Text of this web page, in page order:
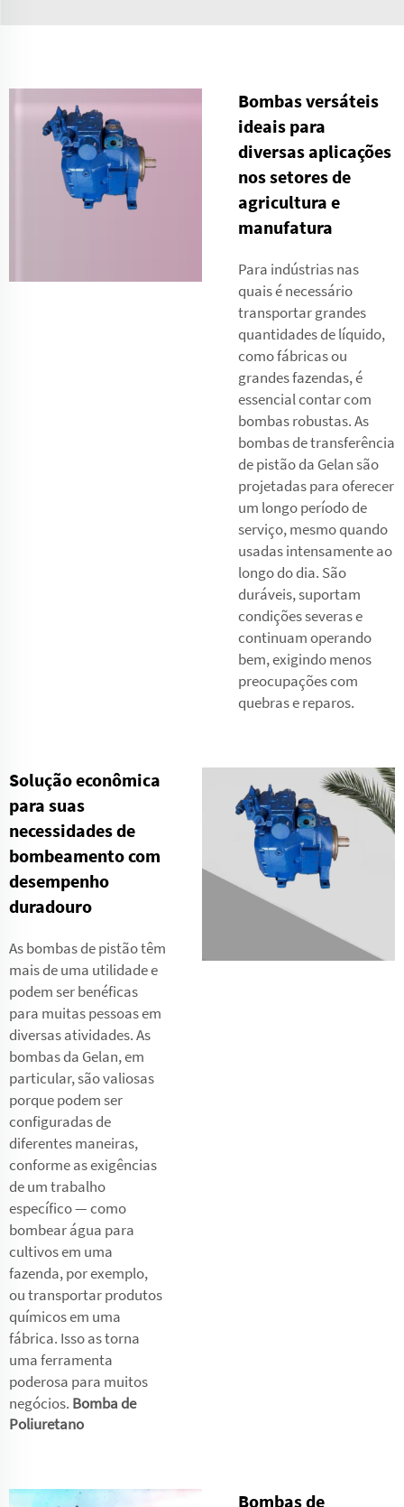
Bombas versáteis
ideais para
diversas aplicações
nos setores de
agricultura e
manufatura
Para indústrias nas
quais é necessário
transportar grandes
quantidades de líquido,
como fábricas ou
grandes fazendas, é
essencial contar com
bombas robustas. As
bombas de transferência
de pistão da Gelan são
projetadas para oferecer
um longo período de
serviço, mesmo quando
usadas intensamente ao
longo do dia. São
duráveis, suportam
condições severas e
continuam operando
bem, exigindo menos
preocupações com
quebras e reparos.
Solução econômica
para suas
necessidades de
bombeamento com
desempenho
duradouro
As bombas de pistão têm
mais de uma utilidade e
podem ser benéficas
para muitas pessoas em
diversas atividades. As
bombas da Gelan, em
particular, são valiosas
porque podem ser
configuradas de
diferentes maneiras,
conforme as exigências
de um trabalho
específico — como
bombear água para
cultivos em uma
fazenda, por exemplo,
ou transportar produtos
químicos em uma
fábrica. Isso as torna
uma ferramenta
poderosa para muitos
negócios. Bomba de
Poliuretano
Bombas de